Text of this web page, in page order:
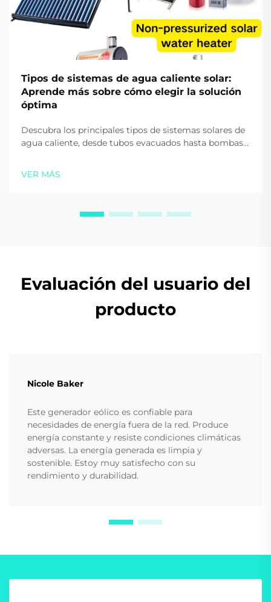
Tipos de sistemas de agua caliente solar:
Aprende más sobre cómo elegir la solución
óptima
Descubra los principales tipos de sistemas solares de
agua caliente, desde tubos evacuados hasta bombas
sostenibilidad. Obtenga orientación de expertos hoy
mismo.
VER MÁS
Evaluación del usuario del
producto
Nicole Baker
Este generador eólico es confiable para
necesidades de energía fuera de la red. Produce
energía constante y resiste condiciones climáticas
adversas. La energía generada es limpia y
sostenible. Estoy muy satisfecho con su
rendimiento y durabilidad.